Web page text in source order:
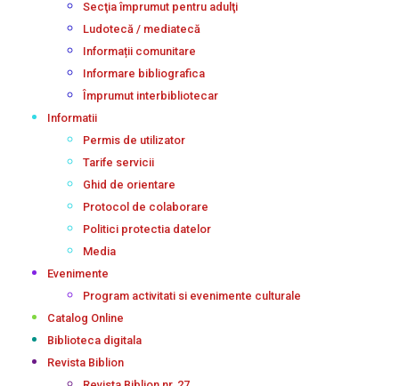
Secţia împrumut pentru adulţi
Ludotecă / mediatecă
Informații comunitare
Informare bibliografica
Împrumut interbibliotecar
Informatii
Permis de utilizator
Tarife servicii
Ghid de orientare
Protocol de colaborare
Politici protectia datelor
Media
Evenimente
Program activitati si evenimente culturale
Catalog Online
Biblioteca digitala
Revista Biblion